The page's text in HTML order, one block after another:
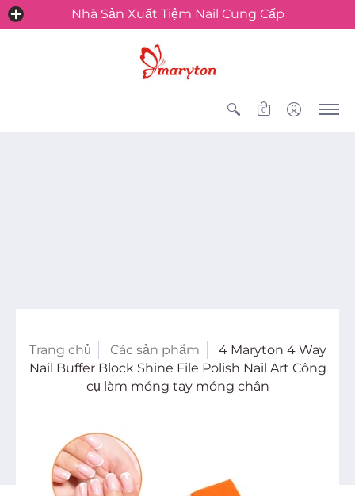
Nhà Sản Xuất Tiệm Nail Cung Cấp
0
Trang chủ Các sản phẩm
4 Maryton 4 Way
Nail Buffer Block Shine File Polish Nail Art Công
cụ làm móng tay móng chân